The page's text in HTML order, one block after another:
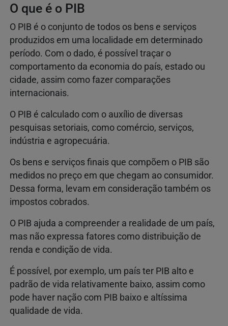
O que é o PIB
O PIB é o conjunto de todos os bens e serviços
produzidos em uma localidade em determinado
período. Com o dado, é possível traçar o
comportamento da economia do país, estado ou
cidade, assim como fazer comparações
internacionais.
O PIB é calculado com o auxílio de diversas
pesquisas setoriais, como comércio, serviços,
indústria e agropecuária.
Os bens e serviços finais que compõem o PIB são
medidos no preço em que chegam ao consumidor.
Dessa forma, levam em consideração também os
impostos cobrados.
O PIB ajuda a compreender a realidade de um país,
mas não expressa fatores como distribuição de
renda e condição de vida.
É possível, por exemplo, um país ter PIB alto e
padrão de vida relativamente baixo, assim como
pode haver nação com PIB baixo e altíssima
qualidade de vida.